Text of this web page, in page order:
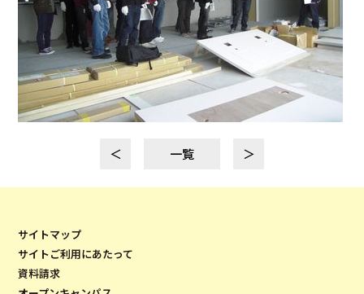
＜ 一覧 ＞
サイトマップ
サイトご利用にあたって
資料請求